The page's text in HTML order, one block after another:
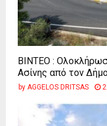
ΒΙΝΤΕΟ :
Ασίνης από τον
by AGGELOS DRITSAS